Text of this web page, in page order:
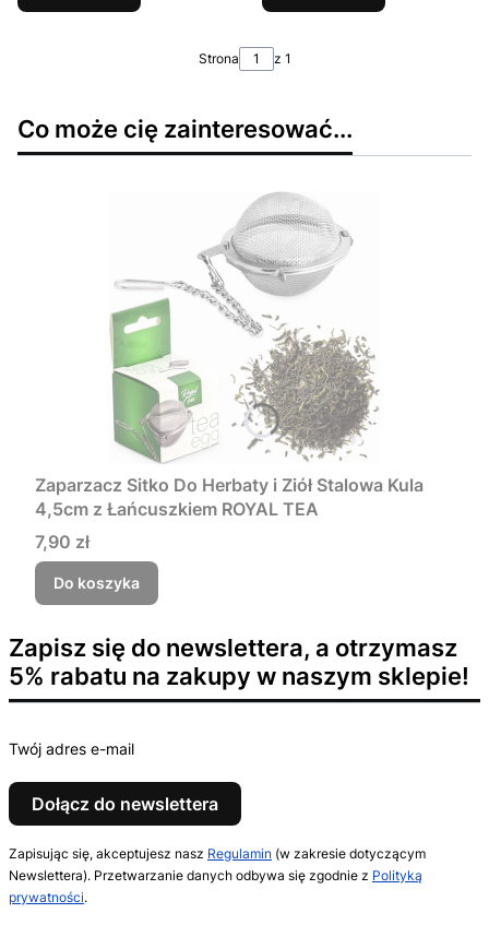
Strona z 1
Co może cię zainteresować...
Zaparzacz Sitko Do Herbaty i Ziół Stalowa Kula
4,5cm z Łańcuszkiem ROYAL TEA
Cena
7,90 zł
Do koszyka
Zapisz się do newslettera, a otrzymasz
5% rabatu na zakupy w naszym sklepie!
Twój adres e-mail
Dołącz do newslettera
Zapisując się, akceptujesz nasz Regulamin (w zakresie dotyczącym
Newslettera). Przetwarzanie danych odbywa się zgodnie z Polityką
prywatności.